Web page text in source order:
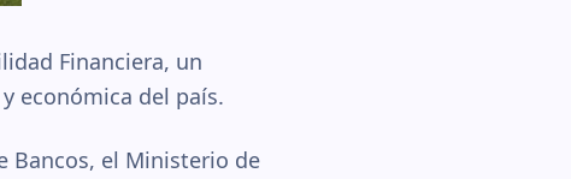
Financiera, un
económica del país.
Bancos, el Ministerio de